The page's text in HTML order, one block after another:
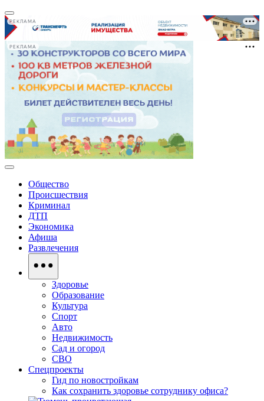
РЕКЛАМА
РЕКЛАМА
Общество
Происшествия
Криминал
ДТП
Экономика
Афиша
Развлечения
Здоровье
Образование
Культура
Спорт
Авто
Недвижимость
Сад и огород
СВО
Спецпроекты
Гид по новостройкам
Как сохранить здоровье сотруднику офиса?